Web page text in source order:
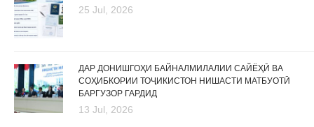
25 Jul, 2026
ДАР ДОНИШГОҲИ БАЙНАЛМИЛАЛИИ САЙЁҲӢ ВА
СОҲИБКОРИИ ТОҶИКИСТОН НИШАСТИ МАТБУОТӢ
БАРГУЗОР ГАРДИД
13 Jul, 2026